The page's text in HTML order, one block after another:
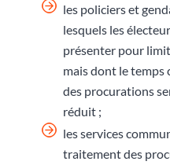
les policiers et
lesquels les
présenter pour
mais dont le temps
des procurations
réduit ;
les services
traitement des